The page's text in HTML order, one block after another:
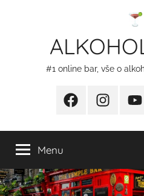
#1 online bar, vše o
FacebookInstagram
YT
Menu